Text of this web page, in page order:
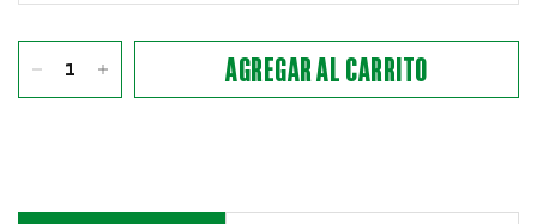
AGREGAR AL CARRITO